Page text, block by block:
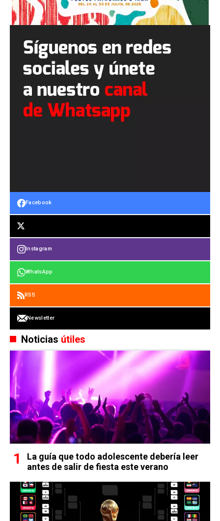
Facebook
Instagram
WhatsApp
RSS
Newsletter
Noticias útiles
La guía que todo adolescente debería leer
antes de salir de fiesta este verano